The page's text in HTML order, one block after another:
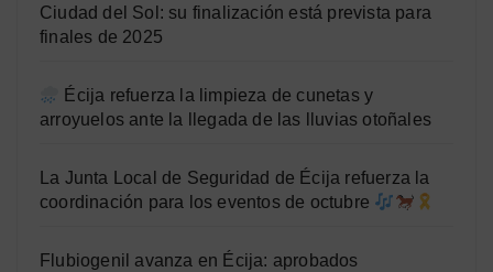
Ciudad del Sol: su finalización está prevista para
finales de 2025
Écija refuerza la limpieza de cunetas y
arroyuelos ante la llegada de las lluvias otoñales
La Junta Local de Seguridad de Écija refuerza la
coordinación para los eventos de octubre
Flubiogenil avanza en Écija: aprobados